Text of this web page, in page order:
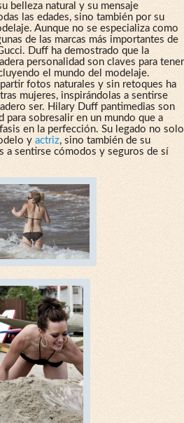
belleza natural y su mensaje
las edades, sino también por su
Aunque no se especializa como
de las marcas más importantes de
Duff ha demostrado que la
personalidad son claves para tener
el mundo del modelaje.
fotos naturales y sin retoques ha
mujeres, inspirándolas a sentirse
ser. Hilary Duff pantimedias son
para sobresalir en un mundo que a
en la perfección. Su legado no solo
y actriz, sino también de su
a sentirse cómodos y seguros de sí